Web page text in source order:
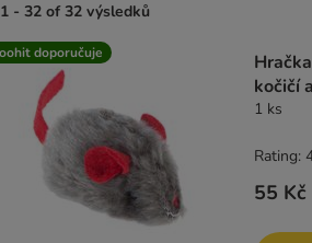
1 - 32 of 32 výsledků
product items have been changed
doporučuje
kočičí
1 ks
55 Kč
Rating: